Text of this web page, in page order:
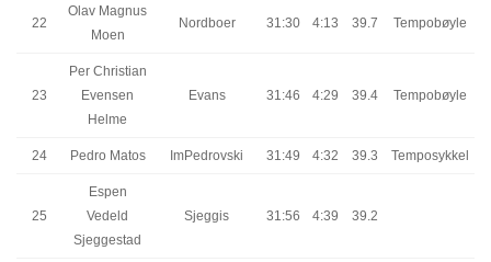
22
Olav Magnus
Moen
Nordboer 31:30 4:13 39.7 Tempobøyle
23
Per Christian
Evensen
Helme
Evans 31:46 4:29 39.4 Tempobøyle
24 Pedro Matos ImPedrovski 31:49 4:32 39.3 Temposykkel
25
Espen
Vedeld
Sjeggestad
Sjeggis 31:56 4:39 39.2